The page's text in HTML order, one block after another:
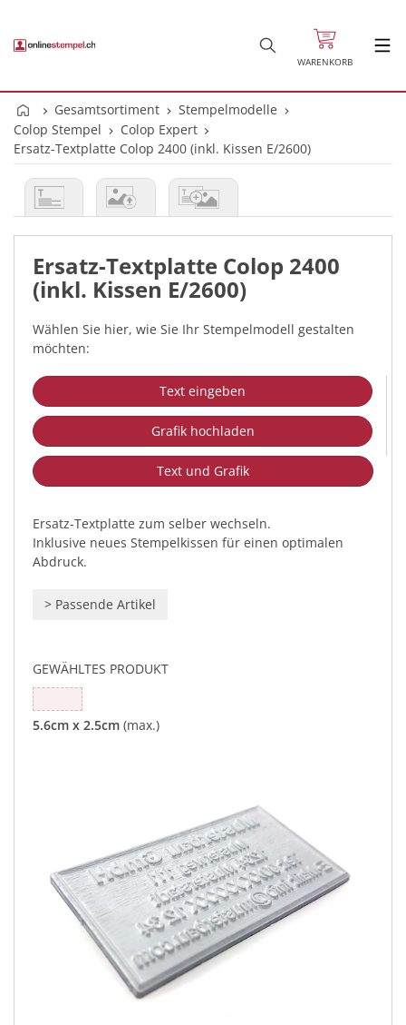
WARENKORB
Gesamtsortiment
Stempelmodelle
Colop Stempel
Colop Expert
Ersatz-Textplatte Colop 2400 (inkl. Kissen E/2600)
Ersatz-Textplatte Colop 2400
(inkl. Kissen E/2600)
Wählen Sie hier, wie Sie Ihr Stempelmodell gestalten
möchten:
Text eingeben
Grafik hochladen
Text und Grafik
Ersatz-Textplatte zum selber wechseln.
Inklusive neues Stempelkissen für einen optimalen
Abdruck.
> Passende Artikel
GEWÄHLTES PRODUKT